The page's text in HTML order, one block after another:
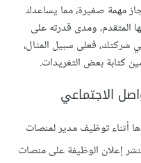
مهمة صغيرة، مما يساعدك
المتقدم، ومدى قدرته على
شركتك، فعلى سبيل المثال،
الاجتماعي
أثناء توظيف مدير لمنصات
إعلان الوظيفة على منصات